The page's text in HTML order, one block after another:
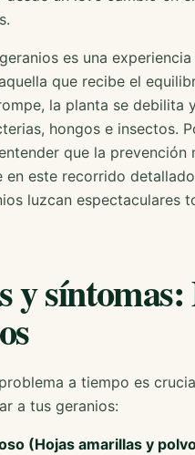
es una
que recibe el
la planta se debilita
hongos e insectos.
que la
en este recorrido
luzcan espectaculares
y
a tiempo es
a tus geranios:
(Hojas amarillas y